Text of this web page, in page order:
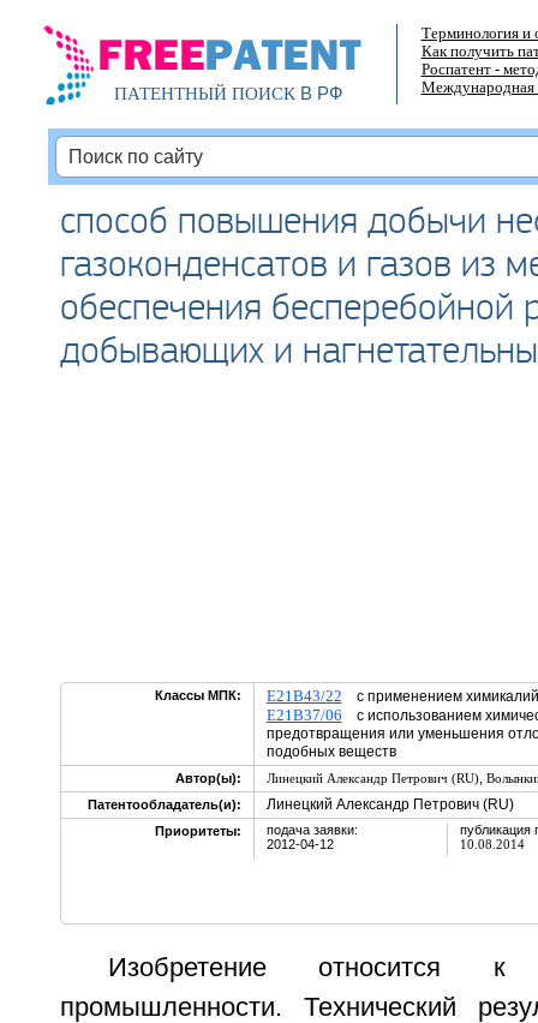
ПАТЕНТНЫЙ ПОИСКВ РФ
Терминология и
Как получить
Роспатент -
Международная
способ повышения добычи
газоконденсатов и газов из
обеспечения бесперебойной
добывающих и
Классы МПК: E21B43/22 с применением
E21B37/06 с использованием
предотвращения или уменьшения
подобных веществ
Автор(ы): Линецкий Александр Петрович (RU),
Патентообладатель(и):
Линецкий Александр Петрович (RU)
Приоритеты:
подача заявки:
2012-04-12
публикация
10.08.2014
Изобретение относится к
промышленности. Технический